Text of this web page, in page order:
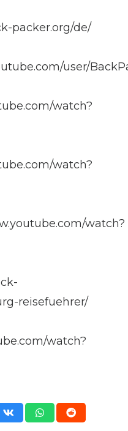
packer.org/de/
user/
watch?
watch?
watch?
reisefuehrer/
watch?